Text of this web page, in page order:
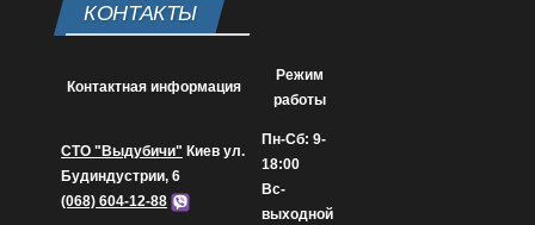
КОНТАКТЫ
Контактная информация
Режим
работы
СТО "Выдубичи" Киев ул.
Будиндустрии, 6
(068) 604-12-88
Пн-Сб: 9-
18:00
Вс-
выходной